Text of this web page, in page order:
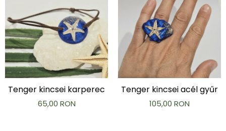
Tenger kincsei karperec
65,00 RON
Tenger kincsei acél gyűr
105,00 RON